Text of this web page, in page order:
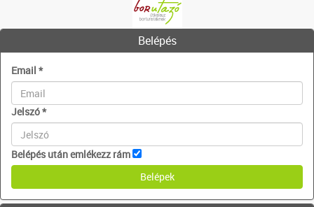
Belépés
Email *
Jelszó*
Belépés után emlékezz rám